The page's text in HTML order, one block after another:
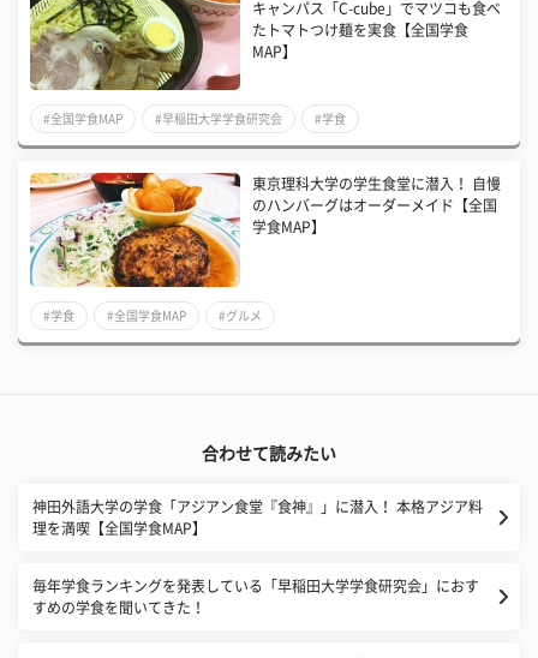
キャンパス「C-cube」でマツコも食べ
たトマトつけ麺を実食【全国学食
MAP】
#全国学食MAP #早稲田大学学食研究会 #学食
東京理科大学の学生食堂に潜入！ 自慢
のハンバーグはオーダーメイド【全国
学食MAP】
#学食 #全国学食MAP #グルメ
合わせて読みたい
神田外語大学の学食「アジアン食堂『食神』」に潜入！ 本格アジア料
理を満喫【全国学食MAP】
毎年学食ランキングを発表している「早稲田大学学食研究会」におす
すめの学食を聞いてきた！